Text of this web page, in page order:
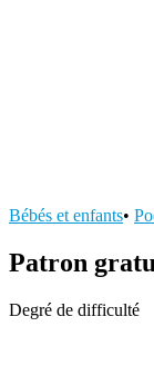
Bébés et enfants•
Patron
Degré de difficulté